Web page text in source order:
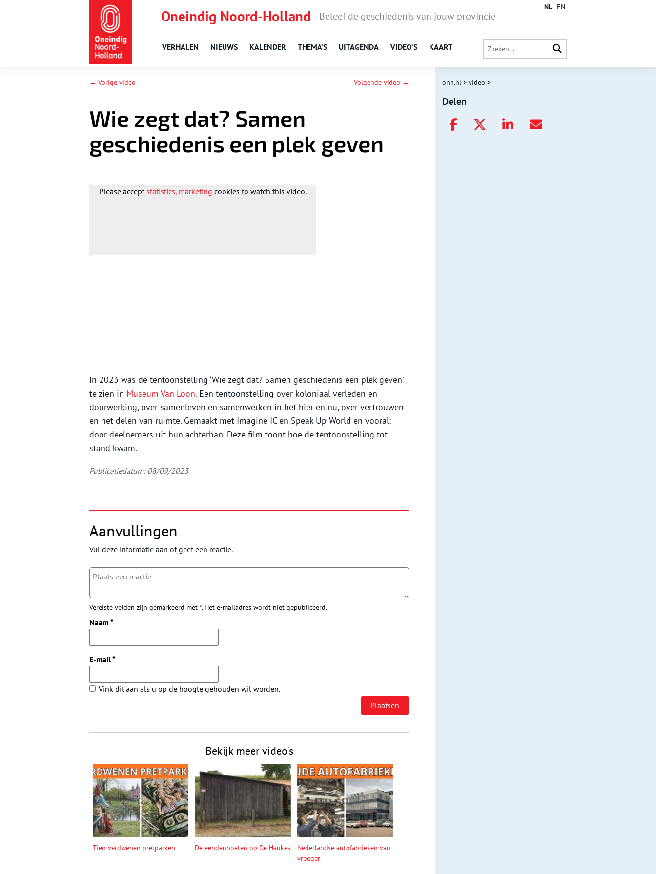
Oneindig Noord-Holland Beleef de geschiedenis van jouw provincie
VERHALEN NIEUWS KALENDER THEMA’S UITAGENDA VIDEO’S KAART
NL EN
← Vorige video Volgende video →
Wie zegt dat? Samen
geschiedenis een plek geven
Please acceptstatistics, marketing cookies to watch this video.
In 2023 was de tentoonstelling ‘Wie zegt dat? Samen geschiedenis een plek geven’
te zien in Museum Van Loon. Een tentoonstelling over koloniaal verleden en
doorwerking, over samenleven en samenwerken in het hier en nu, over vertrouwen
en het delen van ruimte. Gemaakt met Imagine IC en Speak Up World en vooral:
door deelnemers uit hun achterban. Deze film toont hoe de tentoonstelling tot
stand kwam.
Publicatiedatum: 08/09/2023
Aanvullingen
Vul deze informatie aan of geef een reactie.
Vereiste velden zijn gemarkeerd met *. Het e-mailadres wordt niet gepubliceerd.
Naam *
E-mail*
Vink dit aan als u op de hoogte gehouden wil worden.
Bekijk meer video's
Tien verdwenen pretparken De eendenboeten op De Haukes
Nederlandse autofabrieken van
vroeger
onh.nl > video >
Delen